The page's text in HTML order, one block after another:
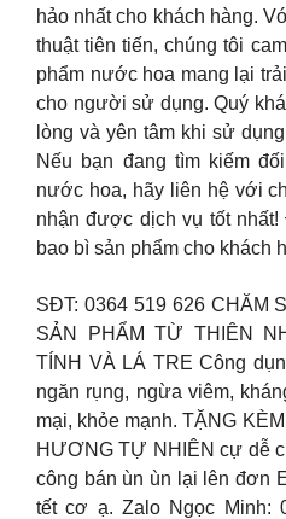
hảo nhất cho khách hàng.
thuật tiên tiến, chúng tôi
phẩm nước hoa mang lại
cho người sử dụng. Quý
lòng và yên tâm khi sử
Nếu bạn đang tìm kiếm
nước hoa, hãy liên hệ với
nhận được dịch vụ tốt
bao bì sản phẩm cho khách
SĐT: 0364 519 626 CHĂM
SẢN PHẨM TỪ THIÊN
TÍNH VÀ LÁ TRE Công
ngăn rụng, ngừa viêm,
mại, khỏe mạnh. TẶNG
HƯƠNG TỰ NHIÊN cự dễ
công bán ùn ùn lại lên đơn
tết cơ ạ. Zalo Ngọc Minh: